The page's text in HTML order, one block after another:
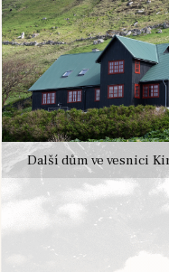
Další dům ve vesnici